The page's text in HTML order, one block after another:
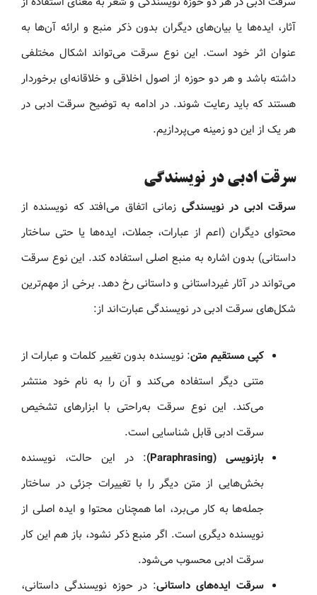
آثار، ایده‌ها یا بیان‌های دیگران بدون ذکر منبع و ارائه آن‌ها به
عنوان اثر خود است. این نوع سرقت می‌تواند اشکال مختلفی
داشته باشد و هر دو حوزه از اصول اخلاقی و خلاقانه‌ای برخوردار
هستند که باید رعایت شوند. در ادامه به توضیح سرقت ادبی در
هر یک از این دو زمینه می‌پردازیم.
سرقت ادبی در نویسندگی
سرقت ادبی در نویسندگی زمانی اتفاق می‌افتد که نویسنده از
محتوای دیگران (اعم از عبارات، جملات، ایده‌ها یا حتی ساختار
داستانی) بدون اشاره به منبع اصلی استفاده کند. این نوع سرقت
می‌تواند در آثار غیرداستانی و داستانی رخ دهد. برخی از مهم‌ترین
شکل‌های سرقت ادبی در نویسندگی عبارت‌اند از:
کپی مستقیم متن: نویسنده بدون تغییر کلمات و عبارات از
متنی دیگر استفاده می‌کند و آن را به نام خود منتشر
می‌کند. این نوع سرقت به‌راحتی با ابزارهای تشخیص
سرقت ادبی قابل شناسایی است.
بازنویسی (Paraphrasing)
: در این حالت، نویسنده
بخش‌هایی از متن دیگر را با تغییرات جزئی در ساختار
جمله‌ها به کار می‌برد، اما همچنان محتوا و ایده اصلی از
نویسنده دیگری است. اگر منبع ذکر نشود، باز هم این کار
سرقت ادبی محسوب می‌شود.
سرقت ایده‌های داستانی: در حوزه نویسندگی داستانی،